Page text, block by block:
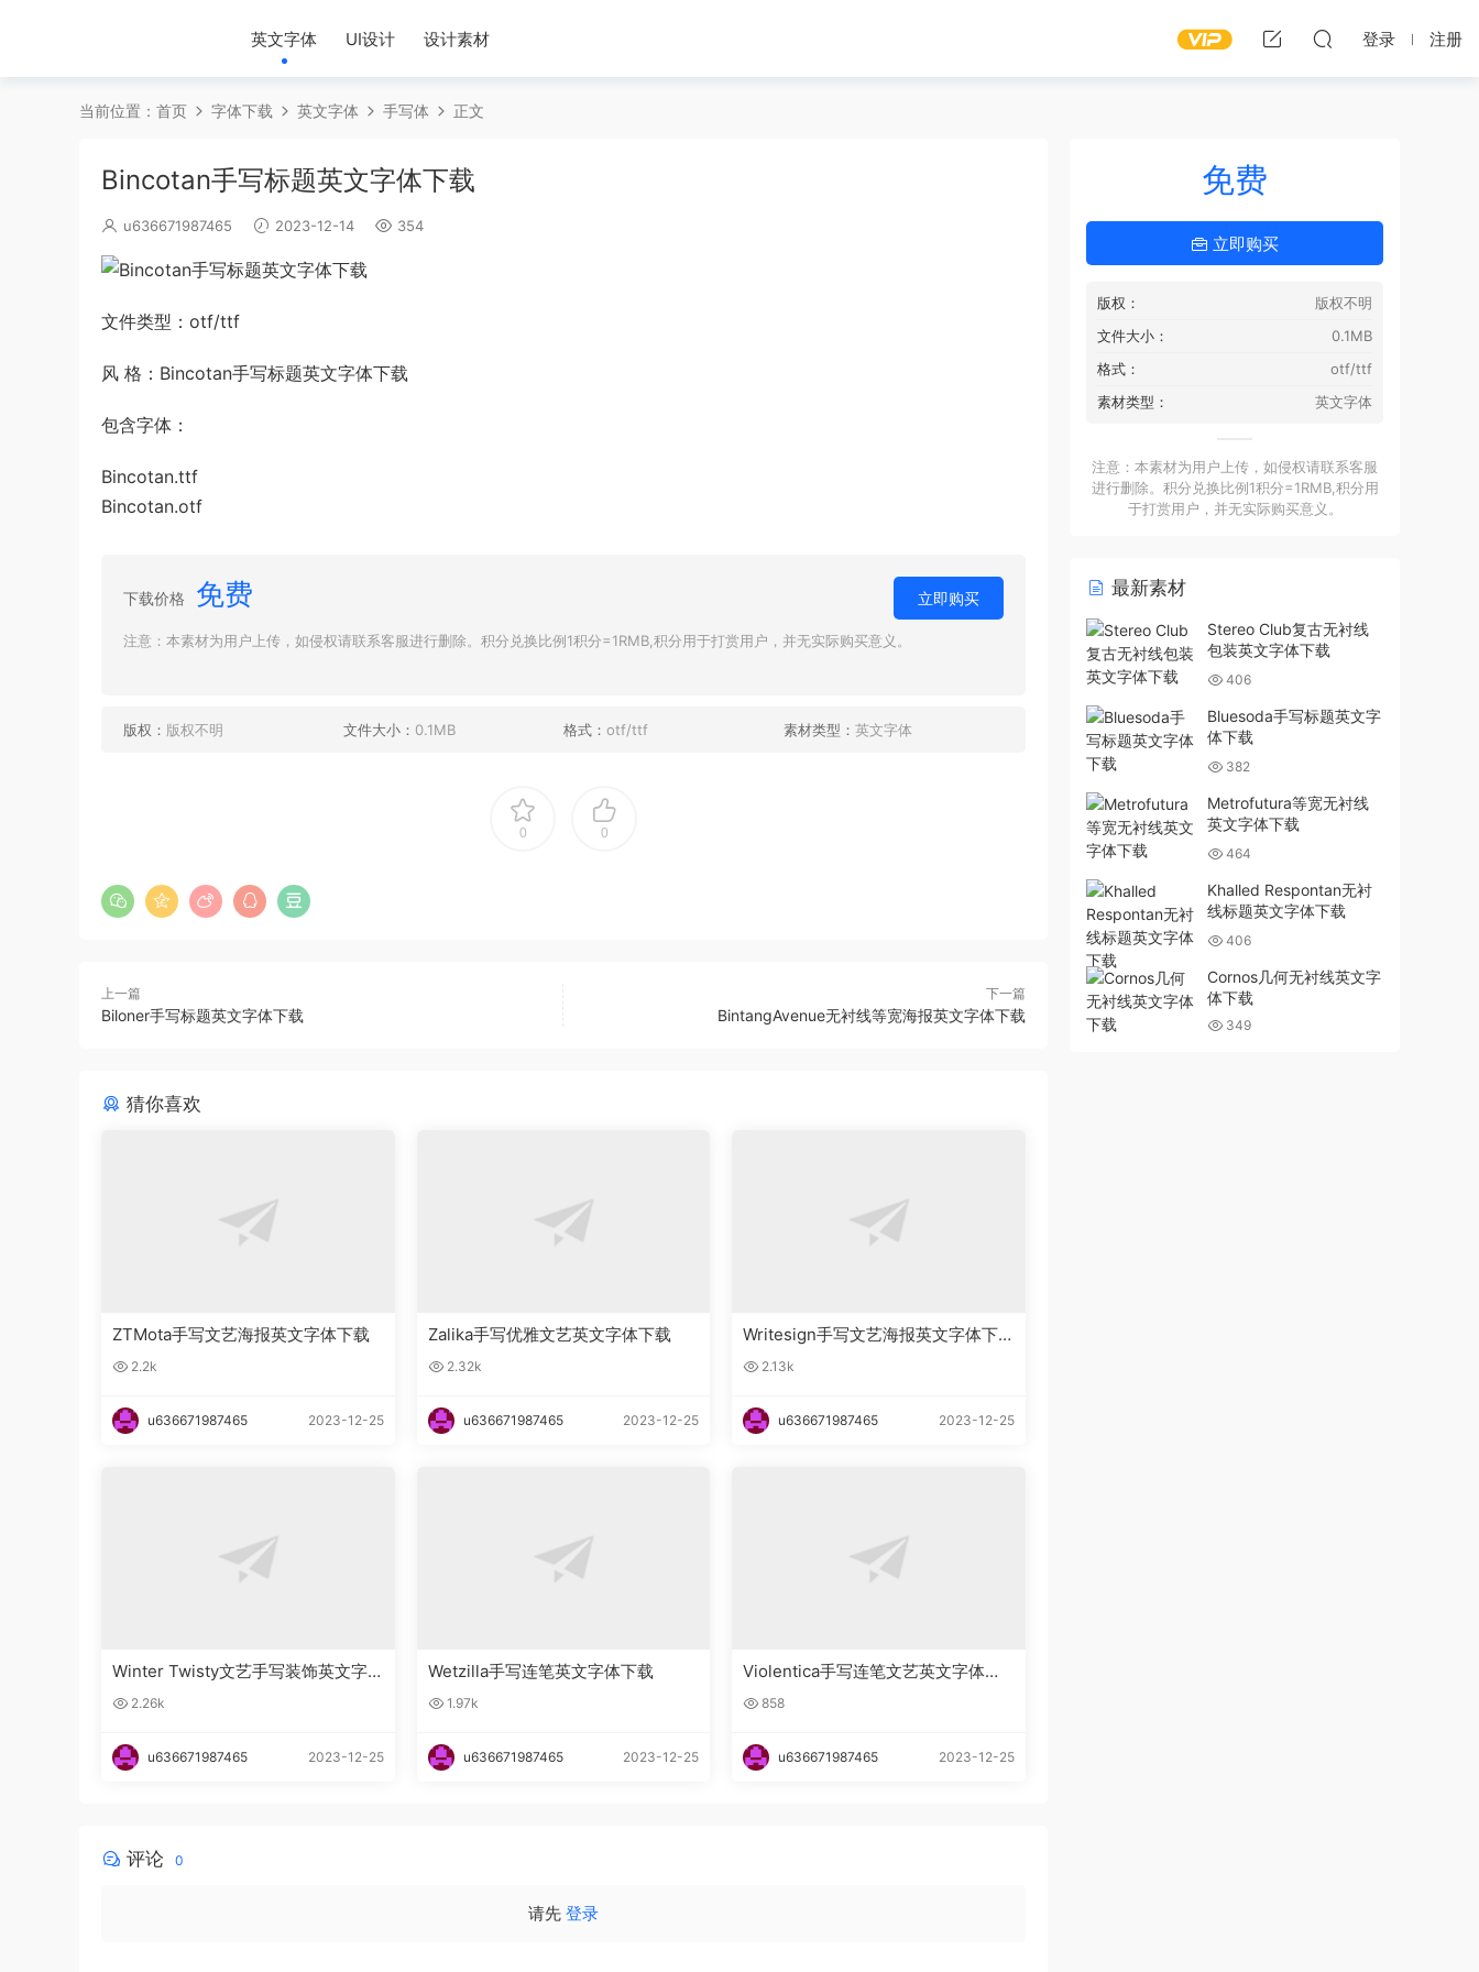
英文字体 UI设计 设计素材 登录 注册
当前位置： 首页 字体下载 英文字体 手写体 正文
Bincotan手写标题英文字体下载
u636671987465 2023-12-14 354
文件类型：otf/ttf
风 格：Bincotan手写标题英文字体下载
包含字体：
Bincotan.ttf
Bincotan.otf
下载价格 免费 立即购买
注意：本素材为用户上传，如侵权请联系客服进行删除。积分兑换比例1积分=1RMB,积分用于打赏用户，并无实际购买意义。
版权： 版权不明 文件大小： 0.1MB 格式： otf/ttf 素材类型： 英文字体
0 0
上一篇
Biloner手写标题英文字体下载
下一篇
BintangAvenue无衬线等宽海报英文字体下载
猜你喜欢
ZTMota手写文艺海报英文字体下载
2.2k
u636671987465 2023-12-25
Zalika手写优雅文艺英文字体下载
2.32k
u636671987465 2023-12-25
Writesign手写文艺海报英文字体下
载 2.13k
u636671987465 2023-12-25
Winter Twisty文艺手写装饰英文字
体下载
2.26k
u636671987465 2023-12-25
Wetzilla手写连笔英文字体下载
1.97k
u636671987465 2023-12-25
Violentica手写连笔文艺英文字体下
载 858
u636671987465 2023-12-25
评论 0
请先 登录
免费
立即购买
版权：
版权不明
文件大小：
0.1MB
格式：
otf/ttf
素材类型：
英文字体
注意：本素材为用户上传，如侵权请联系客服
进行删除。积分兑换比例1积分=1RMB,积分用
于打赏用户，并无实际购买意义。
最新素材
Stereo Club复古无衬线
包装英文字体下载
406
Bluesoda手写标题英文字
体下载
382
Metrofutura等宽无衬线
英文字体下载
464
Khalled Respontan无衬
线标题英文字体下载
406
Cornos几何无衬线英文字
体下载
349